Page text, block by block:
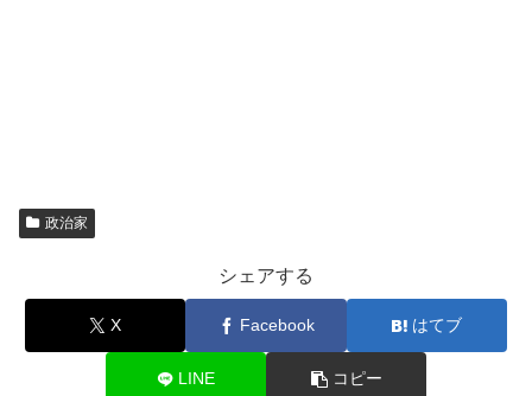
政治家
シェアする
X Facebook はてブ
LINE コピー